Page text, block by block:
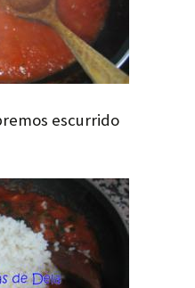
escurrido